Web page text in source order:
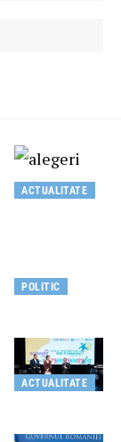
ACTUALITATE
POLITIC
ACTUALITATE